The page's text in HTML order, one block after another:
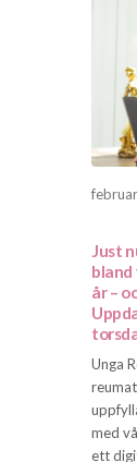
Just
bland
år –
Unga
med
ett